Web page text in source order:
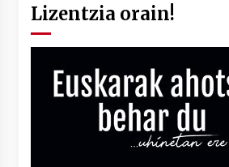
Lizentzia orain!